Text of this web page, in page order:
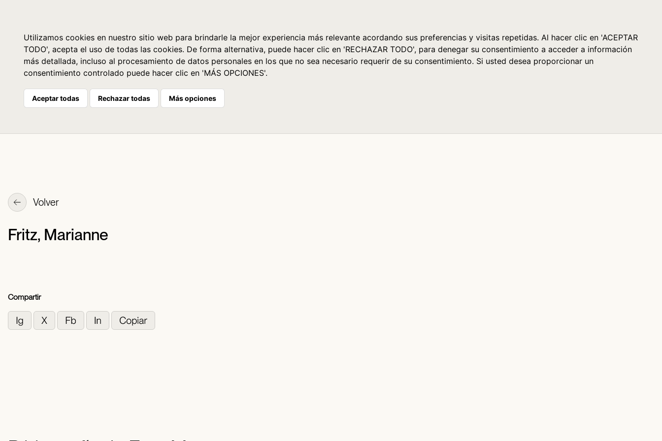
Utilizamos cookies en nuestro sitio web para brindarle la mejor experiencia más relevante acordando sus preferencias y visitas repetidas. Al hacer clic en 'ACEPTAR
TODO', acepta el uso de todas las cookies. De forma alternativa, puede hacer clic en 'RECHAZAR TODO', para denegar su consentimiento a acceder a información
más detallada, incluso al procesamiento de datos personales en los que no sea necesario requerir de su consentimiento. Si usted desea proporcionar un
consentimiento controlado puede hacer clic en 'MÁS OPCIONES'.
Aceptar todas Rechazar todas Más opciones
Volver
Fritz, Marianne
Compartir